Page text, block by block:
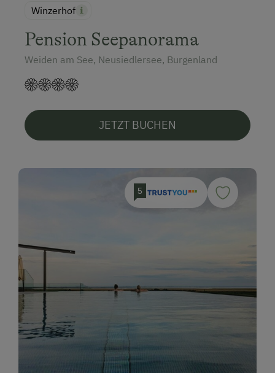
Winzerhof
Pension Seepanorama
Weiden am See, Neusiedlersee, Burgenland
JETZT BUCHEN
5